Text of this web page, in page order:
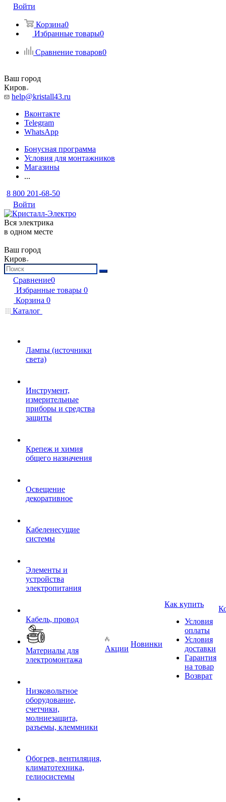
Войти
Корзина0
Избранные товары0
Сравнение товаров0
Ваш город
Киров
help@kristall43.ru
Вконтакте
Telegram
WhatsApp
Бонусная программа
Условия для монтажников
Магазины
...
8 800 201-68-50
Войти
Вся электрика
в одном месте
Ваш город
Киров
Сравнение0
Избранные товары 0
Корзина 0
Каталог
Лампы (источники
света)
Инструмент,
измерительные
приборы и средства
защиты
Крепеж и химия
общего назначения
Освещение
декоративное
Кабеленесущие
системы
Элементы и
устройства
электропитания
Кабель, провод
Материалы для
электромонтажа
Низковольтное
оборудование,
счетчики,
молниезащита,
разъемы, клеммники
Обогрев, вентиляция,
климатотехника,
гелиосистемы
Акции
Новинки
Как купить
Условия
оплаты
Условия
доставки
Гарантия
на товар
Возврат